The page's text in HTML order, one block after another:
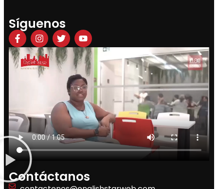
Síguenos
Contáctanos